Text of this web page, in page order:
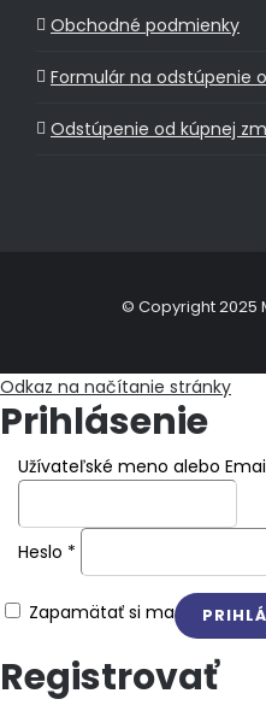
Obchodné podmienky
Formulár na odstúpenie
Odstúpenie od kúpnej
© Copyright 2025
Odkaz na načítanie stránky
Prihlásenie
Užívateľské meno alebo
Heslo *
Zapamätať si ma
Registrovať